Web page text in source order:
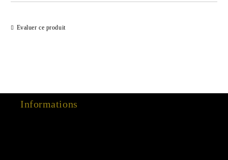
Evaluer ce produit
Informations